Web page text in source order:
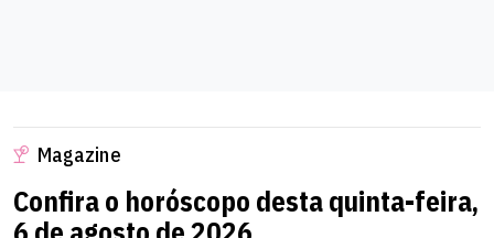
Magazine
Confira o horóscopo desta quinta-feira,